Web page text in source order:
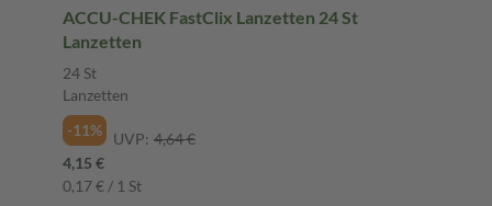
ACCU-CHEK FastClix Lanzetten 24 St
Lanzetten
24 St
Lanzetten
-11%
UVP: 4,64 €
4,15 €
0,17 € / 1 St